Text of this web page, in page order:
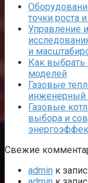
точки роста
Управление
и
Как выбрать
моделей
Газовые
инженерный
Газовые
выбора и
Свежие
admin к